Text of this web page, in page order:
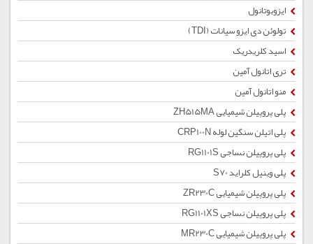
ایزوبوتانول
تولوئن دی ایزو سیانات (TDI)
اسید کلریدریک
تری اتانول آمین
منو اتانول آمین
پلی پروپیلن شیمیایی ZH515MA
پلی اتیلن سنگین لوله CRP100N
پلی پروپیلن نساجی RG1101S
پلی وینیل کلراید S70
پلی پروپیلن شیمیایی ZR230C
پلی پروپیلن نساجی RG1101XS
پلی پروپیلن شیمیایی MR230C